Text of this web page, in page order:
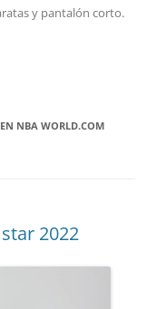
y pantalón corto.
NBA WORLD.COM
2022